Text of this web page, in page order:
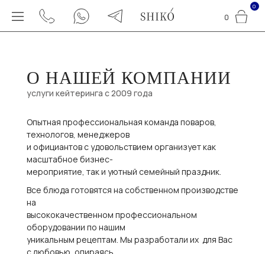
0
0
О НАШЕЙ КОМПАНИИ
услуги кейтеринга с 2009 года
Опытная профессиональная команда поваров,
технологов, менеджеров
и официантов с удовольствием организует как
масштабное бизнес-
мероприятие, так и уютный семейный праздник.
Все блюда готовятся на собственном производстве
на
высококачественном профессиональном
оборудовании по нашим
уникальным рецептам. Мы разработали их для Вас